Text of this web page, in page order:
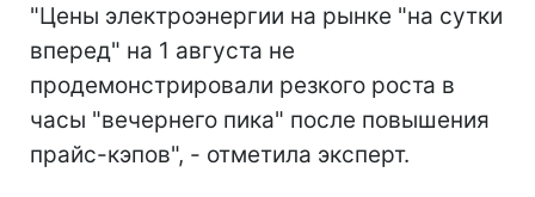
"Цены электроэнергии на рынке "на сутки
вперед" на 1 августа не
продемонстрировали резкого роста в
часы "вечернего пика" после повышения
прайс-кэпов", - отметила эксперт.